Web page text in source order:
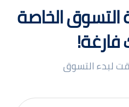
التسوق الخاصة
فارغة!
لبدء التسوق